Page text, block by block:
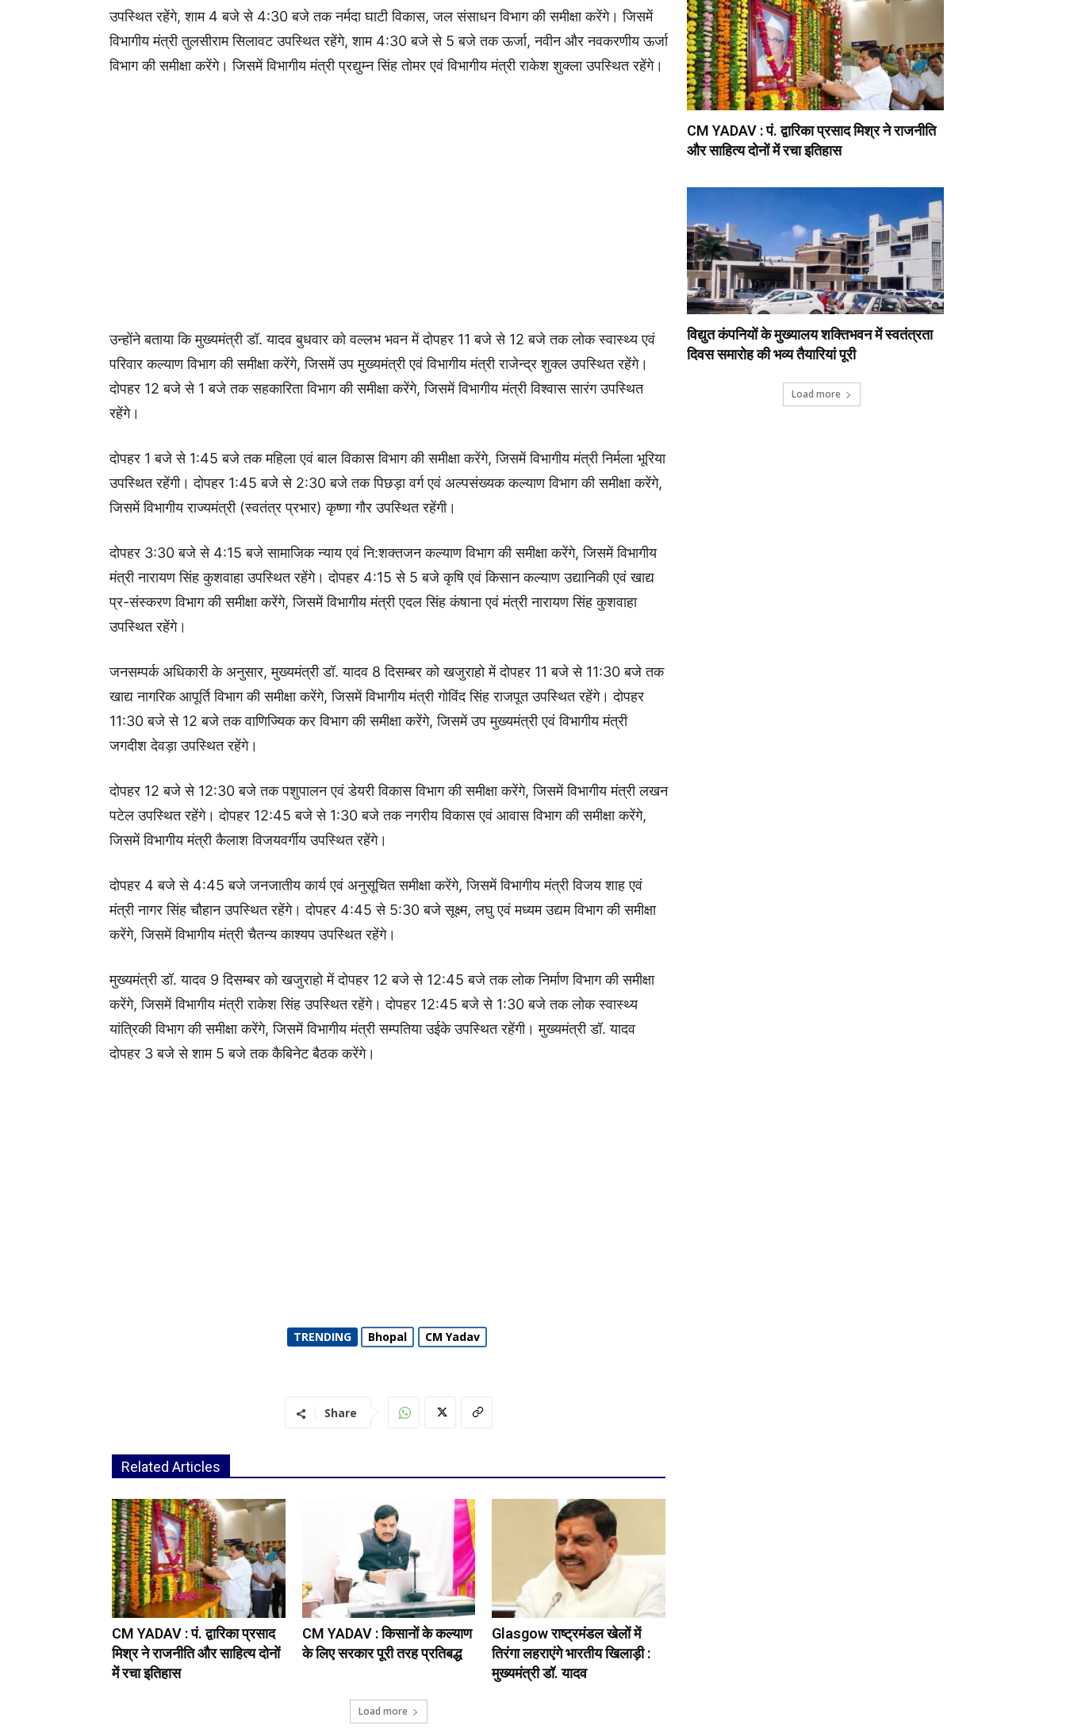
उपस्थित रहेंगे, शाम 4 बजे से 4:30 बजे तक नर्मदा घाटी विकास, जल संसाधन विभाग की समीक्षा करेंगे। जिसमें
विभागीय मंत्री तुलसीराम सिलावट उपस्थित रहेंगे, शाम 4:30 बजे से 5 बजे तक ऊर्जा, नवीन और नवकरणीय ऊर्जा
विभाग की समीक्षा करेंगे। जिसमें विभागीय मंत्री प्रद्युम्न सिंह तोमर एवं विभागीय मंत्री राकेश शुक्ला उपस्थित रहेंगे।
उन्होंने बताया कि मुख्यमंत्री डॉ. यादव बुधवार को वल्लभ भवन में दोपहर 11 बजे से 12 बजे तक लोक स्वास्थ्य एवं
परिवार कल्याण विभाग की समीक्षा करेंगे, जिसमें उप मुख्यमंत्री एवं विभागीय मंत्री राजेन्द्र शुक्ल उपस्थित रहेंगे।
दोपहर 12 बजे से 1 बजे तक सहकारिता विभाग की समीक्षा करेंगे, जिसमें विभागीय मंत्री विश्वास सारंग उपस्थित
रहेंगे।
दोपहर 1 बजे से 1:45 बजे तक महिला एवं बाल विकास विभाग की समीक्षा करेंगे, जिसमें विभागीय मंत्री निर्मला भूरिया
उपस्थित रहेंगी। दोपहर 1:45 बजे से 2:30 बजे तक पिछड़ा वर्ग एवं अल्पसंख्यक कल्याण विभाग की समीक्षा करेंगे,
जिसमें विभागीय राज्यमंत्री (स्वतंत्र प्रभार) कृष्णा गौर उपस्थित रहेंगी।
दोपहर 3:30 बजे से 4:15 बजे सामाजिक न्याय एवं नि:शक्तजन कल्याण विभाग की समीक्षा करेंगे, जिसमें विभागीय
मंत्री नारायण सिंह कुशवाहा उपस्थित रहेंगे। दोपहर 4:15 से 5 बजे कृषि एवं किसान कल्याण उद्यानिकी एवं खाद्य
प्र-संस्करण विभाग की समीक्षा करेंगे, जिसमें विभागीय मंत्री एदल सिंह कंषाना एवं मंत्री नारायण सिंह कुशवाहा
उपस्थित रहेंगे।
जनसम्पर्क अधिकारी के अनुसार, मुख्यमंत्री डॉ. यादव 8 दिसम्बर को खजुराहो में दोपहर 11 बजे से 11:30 बजे तक
खाद्य नागरिक आपूर्ति विभाग की समीक्षा करेंगे, जिसमें विभागीय मंत्री गोविंद सिंह राजपूत उपस्थित रहेंगे। दोपहर
11:30 बजे से 12 बजे तक वाणिज्यिक कर विभाग की समीक्षा करेंगे, जिसमें उप मुख्यमंत्री एवं विभागीय मंत्री
जगदीश देवड़ा उपस्थित रहेंगे।
दोपहर 12 बजे से 12:30 बजे तक पशुपालन एवं डेयरी विकास विभाग की समीक्षा करेंगे, जिसमें विभागीय मंत्री लखन
पटेल उपस्थित रहेंगे। दोपहर 12:45 बजे से 1:30 बजे तक नगरीय विकास एवं आवास विभाग की समीक्षा करेंगे,
जिसमें विभागीय मंत्री कैलाश विजयवर्गीय उपस्थित रहेंगे।
दोपहर 4 बजे से 4:45 बजे जनजातीय कार्य एवं अनुसूचित समीक्षा करेंगे, जिसमें विभागीय मंत्री विजय शाह एवं
मंत्री नागर सिंह चौहान उपस्थित रहेंगे। दोपहर 4:45 से 5:30 बजे सूक्ष्म, लघु एवं मध्यम उद्यम विभाग की समीक्षा
करेंगे, जिसमें विभागीय मंत्री चैतन्य काश्यप उपस्थित रहेंगे।
मुख्यमंत्री डॉ. यादव 9 दिसम्बर को खजुराहो में दोपहर 12 बजे से 12:45 बजे तक लोक निर्माण विभाग की समीक्षा
करेंगे, जिसमें विभागीय मंत्री राकेश सिंह उपस्थित रहेंगे। दोपहर 12:45 बजे से 1:30 बजे तक लोक स्वास्थ्य
यांत्रिकी विभाग की समीक्षा करेंगे, जिसमें विभागीय मंत्री सम्पतिया उईके उपस्थित रहेंगी। मुख्यमंत्री डॉ. यादव
दोपहर 3 बजे से शाम 5 बजे तक कैबिनेट बैठक करेंगे।
TRENDING Bhopal CM Yadav
Share
Related Articles
CM YADAV : पं. द्वारिका प्रसाद
मिश्र ने राजनीति और साहित्य दोनों
में रचा इतिहास
CM YADAV : किसानों के कल्याण
के लिए सरकार पूरी तरह प्रतिबद्ध
Glasgow राष्ट्रमंडल खेलों में
तिरंगा लहराएंगे भारतीय खिलाड़ी :
मुख्यमंत्री डॉ. यादव
Load more
CM YADAV : पं. द्वारिका प्रसाद मिश्र ने राजनीति
और साहित्य दोनों में रचा इतिहास
विद्युत कंपनियों के मुख्यालय शक्तिभवन में स्वतंत्रता
दिवस समारोह की भव्य तैयारियां पूरी
Load more